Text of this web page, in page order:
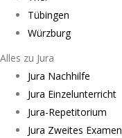
Tübingen
Würzburg
Alles zu Jura
Jura Nachhilfe
Jura Einzelunterricht
Jura-Repetitorium
Jura Zweites Examen